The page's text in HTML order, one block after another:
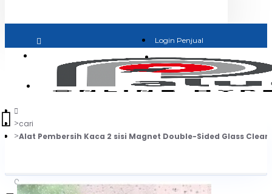
Login Penjual
Jadi Penjual
0
cari
Alat Pembersih Kaca 2 sisi Magnet Double-Sided Glass